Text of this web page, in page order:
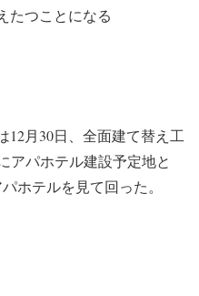
たつことになる
12月30日、全面建て替え工
アパホテル建設予定地と
ホテルを見て回った。